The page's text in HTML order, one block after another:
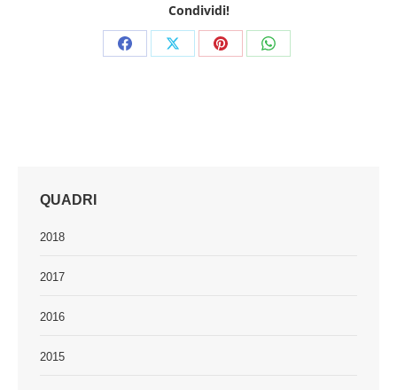
Condividi!
Share Share Share Share
QUADRI
2018
2017
2016
2015